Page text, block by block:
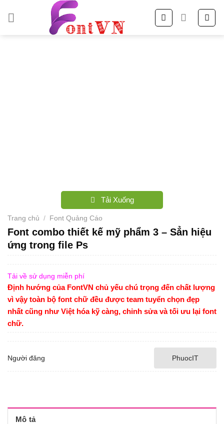
Tải Xuống
Trang chủ / Font Quảng Cáo
Font combo thiết kế mỹ phẩm 3 – Sẳn hiệu
ứng trong file Ps
Tải về sử dụng miễn phí
Định hướng của FontVN chủ yếu chú trọng đến chất lượng
vì vậy toàn bộ font chữ đều được team tuyển chọn đẹp
nhất cũng như Việt hóa kỹ càng, chỉnh sửa và tối ưu lại font
chữ.
Người đăng PhuocIT
Mô tả